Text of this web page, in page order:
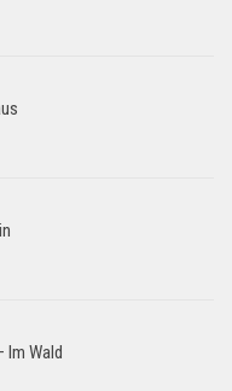
Im Wald